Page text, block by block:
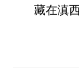
藏在滇